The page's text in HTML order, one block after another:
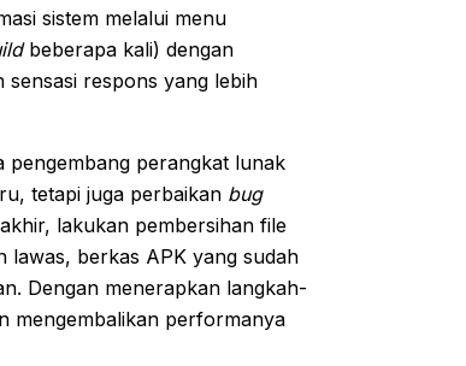
sistem melalui menu
beberapa kali) dengan
respons yang lebih
pengembang perangkat lunak
tetapi juga perbaikan bug
lakukan pembersihan file
lawas, berkas APK yang sudah
Dengan menerapkan langkah-
mengembalikan performanya